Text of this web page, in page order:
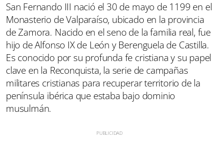
San Fernando III nació el 30 de mayo de 1199 en el
Monasterio de Valparaíso, ubicado en la provincia
de Zamora. Nacido en el seno de la familia real, fue
hijo de Alfonso IX de León y Berenguela de Castilla.
Es conocido por su profunda fe cristiana y su papel
clave en la Reconquista, la serie de campañas
militares cristianas para recuperar territorio de la
península ibérica que estaba bajo dominio
musulmán.